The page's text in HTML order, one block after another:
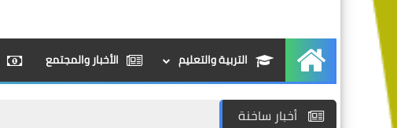
الرئيسية التربية والتعليم الأخبار والمجتمع
أخبار ساخنة